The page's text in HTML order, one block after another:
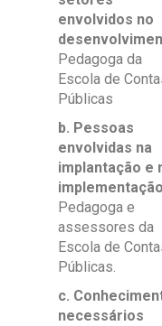
envolvidos no
Pedagoga da
Escola de
Públicas
b. Pessoas
envolvidas na
implantação e
implementação
Pedagoga e
assessores da
Escola de
Públicas.
c.
necessários